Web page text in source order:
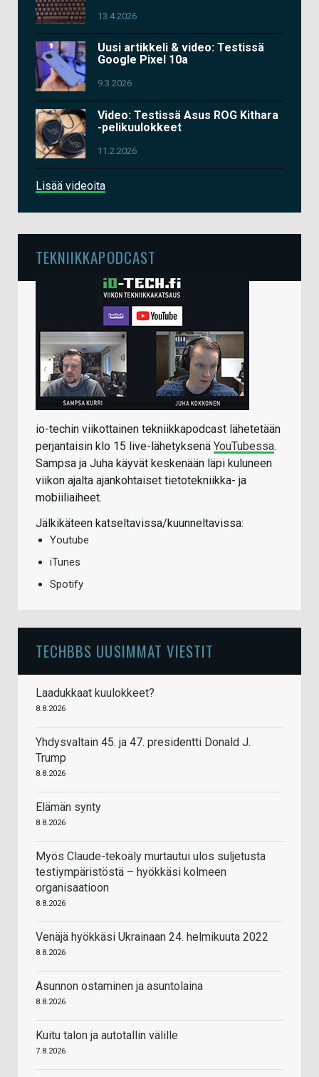
13.4.2026
Uusi artikkeli & video: Testissä
Google Pixel 10a
9.3.2026
Video: Testissä Asus ROG Kithara
-pelikuulokkeet
11.2.2026
Lisää videoita
TEKNIIKKAPODCAST
io-techin viikottainen tekniikkapodcast lähetetään
perjantaisin klo 15 live-lähetyksenä YouTubessa.
Sampsa ja Juha käyvät keskenään läpi kuluneen
viikon ajalta ajankohtaiset tietotekniikka- ja
mobiiliaiheet.
Jälkikäteen katseltavissa/kuunneltavissa:
Youtube
iTunes
Spotify
TECHBBS UUSIMMAT VIESTIT
Laadukkaat kuulokkeet?
8.8.2026
Yhdysvaltain 45. ja 47. presidentti Donald J.
Trump
8.8.2026
Elämän synty
8.8.2026
Myös Claude-tekoäly murtautui ulos suljetusta
testiympäristöstä – hyökkäsi kolmeen
organisaatioon
8.8.2026
Venäjä hyökkäsi Ukrainaan 24. helmikuuta 2022
8.8.2026
Asunnon ostaminen ja asuntolaina
8.8.2026
Kuitu talon ja autotallin välille
7.8.2026